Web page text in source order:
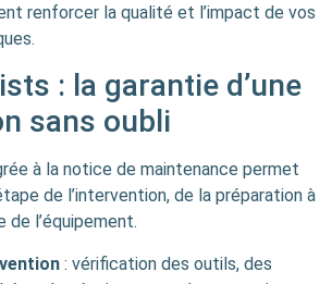
renforcer la qualité et l’impact de vos
: la garantie d’une
sans oubli
à la notice de maintenance permet
de l’intervention, de la préparation à
de l’équipement.
: vérification des outils, des